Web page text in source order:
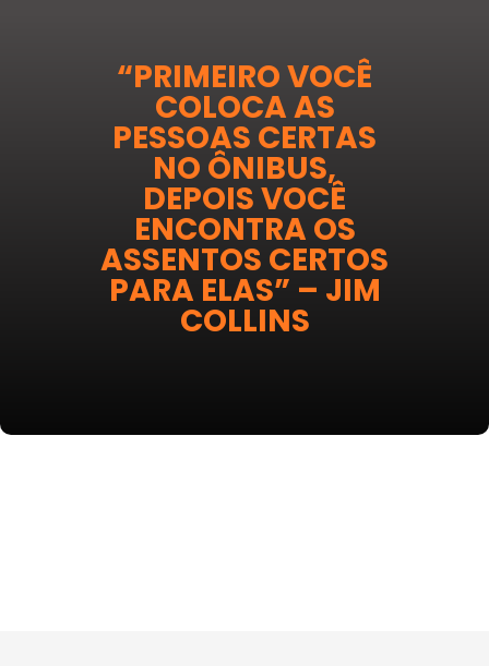
“PRIMEIRO VOCÊ
COLOCA AS
PESSOAS CERTAS
NO ÔNIBUS,
DEPOIS VOCÊ
ENCONTRA OS
ASSENTOS CERTOS
PARA ELAS” – JIM
COLLINS